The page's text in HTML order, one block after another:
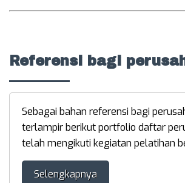
Referensi bagi
Sebagai bahan referensi bagi
terlampir berikut portfolio daftar
telah mengikuti kegiatan pelatihan
Selengkapnya